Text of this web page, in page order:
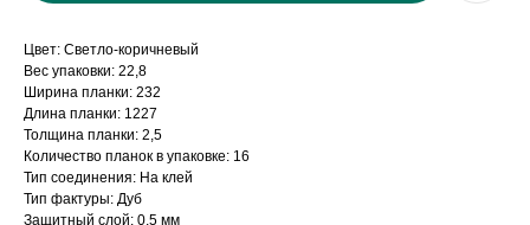
Цвет: Светло-коричневый
Вес упаковки: 22,8
Ширина планки: 232
Длина планки: 1227
Толщина планки: 2,5
Количество планок в упаковке: 16
Тип соединения: На клей
Тип фактуры: Дуб
Защитный слой: 0,5 мм